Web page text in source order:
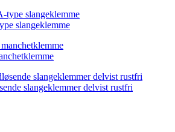
slangeklemme
slangeklemmer delvist rustfri